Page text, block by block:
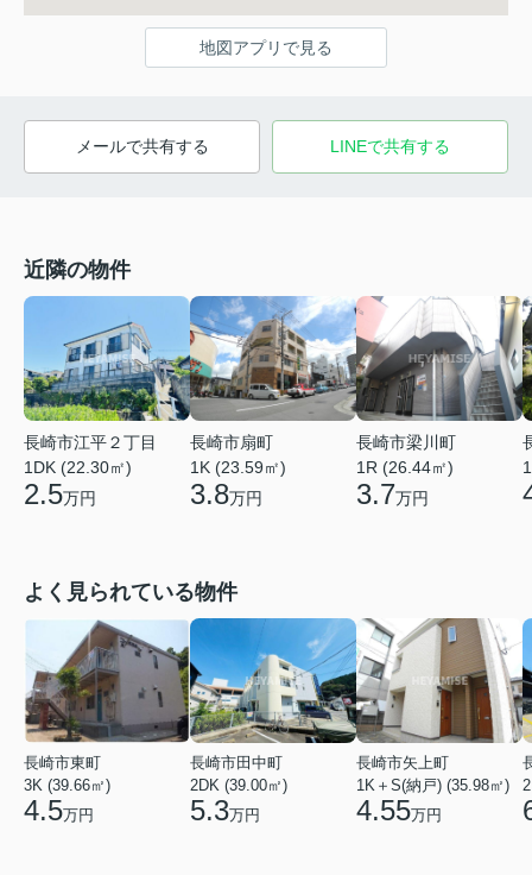
地図アプリで見る
メールで共有する LINEで共有する
近隣の物件
長崎市江平２丁目
1DK (22.30㎡)
2.5万円
長崎市扇町
1K (23.59㎡)
3.8万円
長崎市梁川町
1R (26.44㎡)
3.7万円
よく見られている物件
長崎市東町
3K (39.66㎡)
4.5万円
長崎市田中町
2DK (39.00㎡)
5.3万円
長崎市矢上町
1K＋S(納戸) (35.98㎡)
4.55万円